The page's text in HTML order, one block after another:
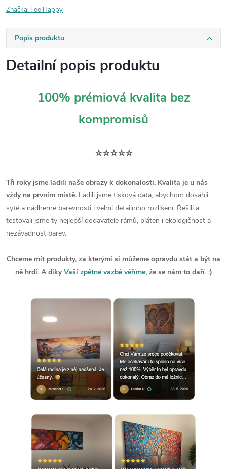
Značka: FeelHappy
Popis produktu
Detailní popis produktu
100% prémiová kvalita bez
kompromisů
⭐⭐⭐⭐⭐
Tři roky jsme ladili naše obrazy k dokonalosti. Kvalita je u nás
vždy na prvním místě. Ladili jsme tisková data, abychom dosáhli
syté a nádherné barevnosti i velmi detailního rozlišení. Řešili a
testovali jsme ty nejlepší dodavatele rámů, pláten i ekologičnost a
nezávadnost barev.
Chceme mít produkty, za kterými si můžeme opravdu stát a být na
ně hrdí. A díkyVaší zpětné vazbě věříme, že se nám to daří. :)